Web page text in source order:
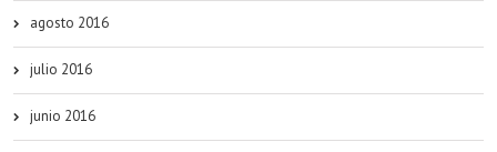
agosto 2016
julio 2016
junio 2016